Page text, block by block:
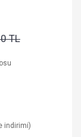
TL
indirimi)